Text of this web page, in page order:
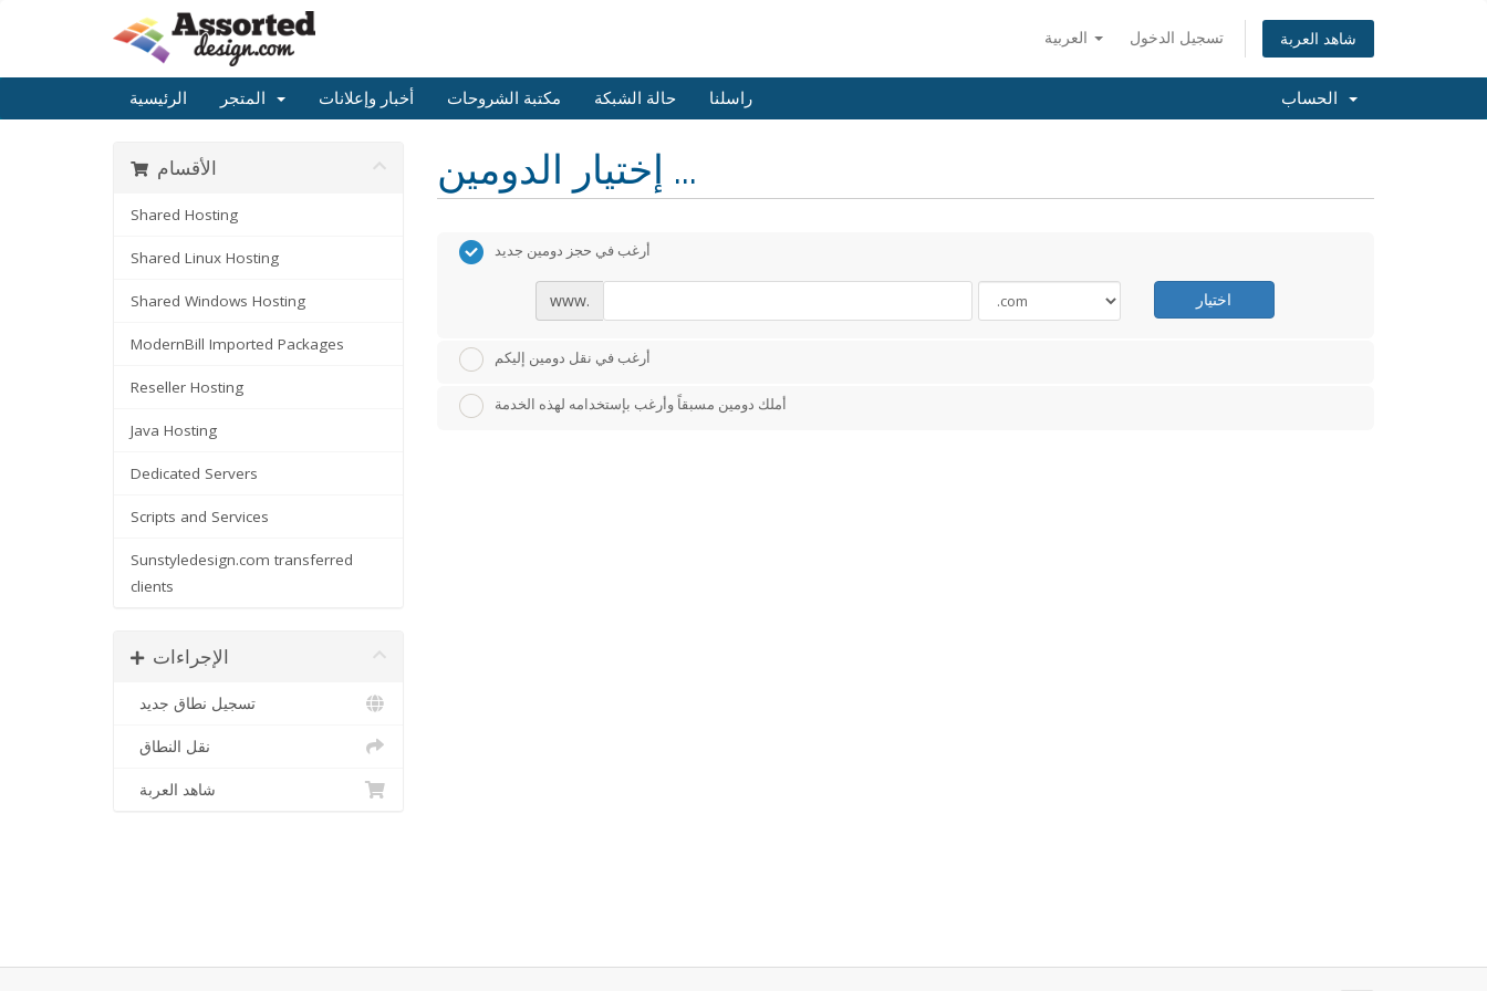
تسجيل الدخول شاهد العربة
الرئيسية أخبار وإعلانات مكتبة الشروحات حالة الشبكة راسلنا
إختيار الدومين ... الأقسام
Shared Hosting
Shared Linux Hosting
Shared Windows Hosting
ModernBill Imported Packages
Reseller Hosting
Java Hosting
Dedicated Servers
Scripts and Services
Sunstyledesign.com transferred
clients
الإجراءات
تسجيل نطاق جديد
نقل النطاق
شاهد العربة
أرغب في حجز دومين جديد
www. اختيار
أرغب في نقل دومين إليكم
أملك دومين مسبقاً وأرغب بإستخدامه لهذه الخدمة